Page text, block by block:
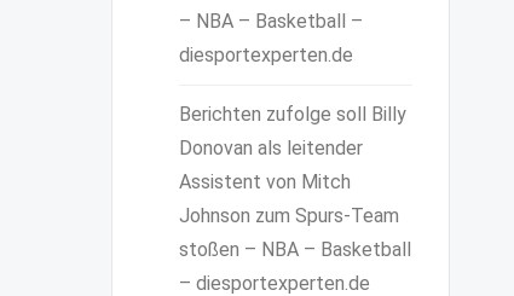
– NBA – Basketball –
diesportexperten.de
Berichten zufolge soll Billy
Donovan als leitender
Assistent von Mitch
Johnson zum Spurs-Team
stoßen – NBA – Basketball
– diesportexperten.de